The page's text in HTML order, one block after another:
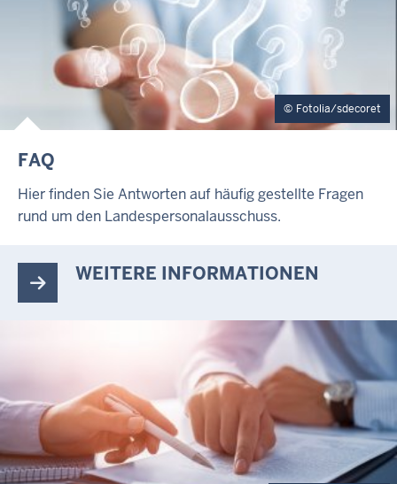
Fotolia/sdecoret
FAQ
Hier finden Sie Antworten auf häufig gestellte Fragen
rund um den Landespersonalausschuss.
WEITERE INFORMATIONEN